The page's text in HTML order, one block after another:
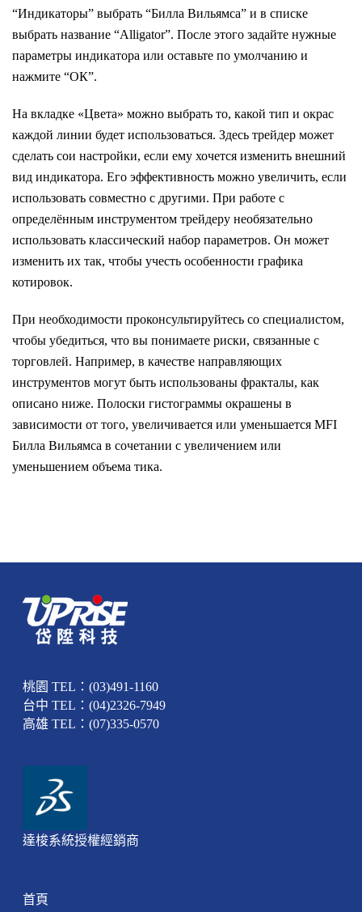
“Индикаторы” выбрать “Билла Вильямса” и в списке
выбрать название “Alligator”. После этого задайте нужные
параметры индикатора или оставьте по умолчанию и
нажмите “ОК”.
На вкладке «Цвета» можно выбрать то, какой тип и окрас
каждой линии будет использоваться. Здесь трейдер может
сделать сои настройки, если ему хочется изменить внешний
вид индикатора. Его эффективность можно увеличить, если
использовать совместно с другими. При работе с
определённым инструментом трейдеру необязательно
использовать классический набор параметров. Он может
изменить их так, чтобы учесть особенности графика
котировок.
При необходимости проконсультируйтесь со специалистом,
чтобы убедиться, что вы понимаете риски, связанные с
торговлей. Например, в качестве направляющих
инструментов могут быть использованы фракталы, как
описано ниже. Полоски гистограммы окрашены в
зависимости от того, увеличивается или уменьшается MFI
Билла Вильямса в сочетании с увеличением или
уменьшением объема тика.
桃園 TEL：(03)491-1160
台中 TEL：(04)2326-7949
高雄 TEL：(07)335-0570
達梭系統授權經銷商
首頁